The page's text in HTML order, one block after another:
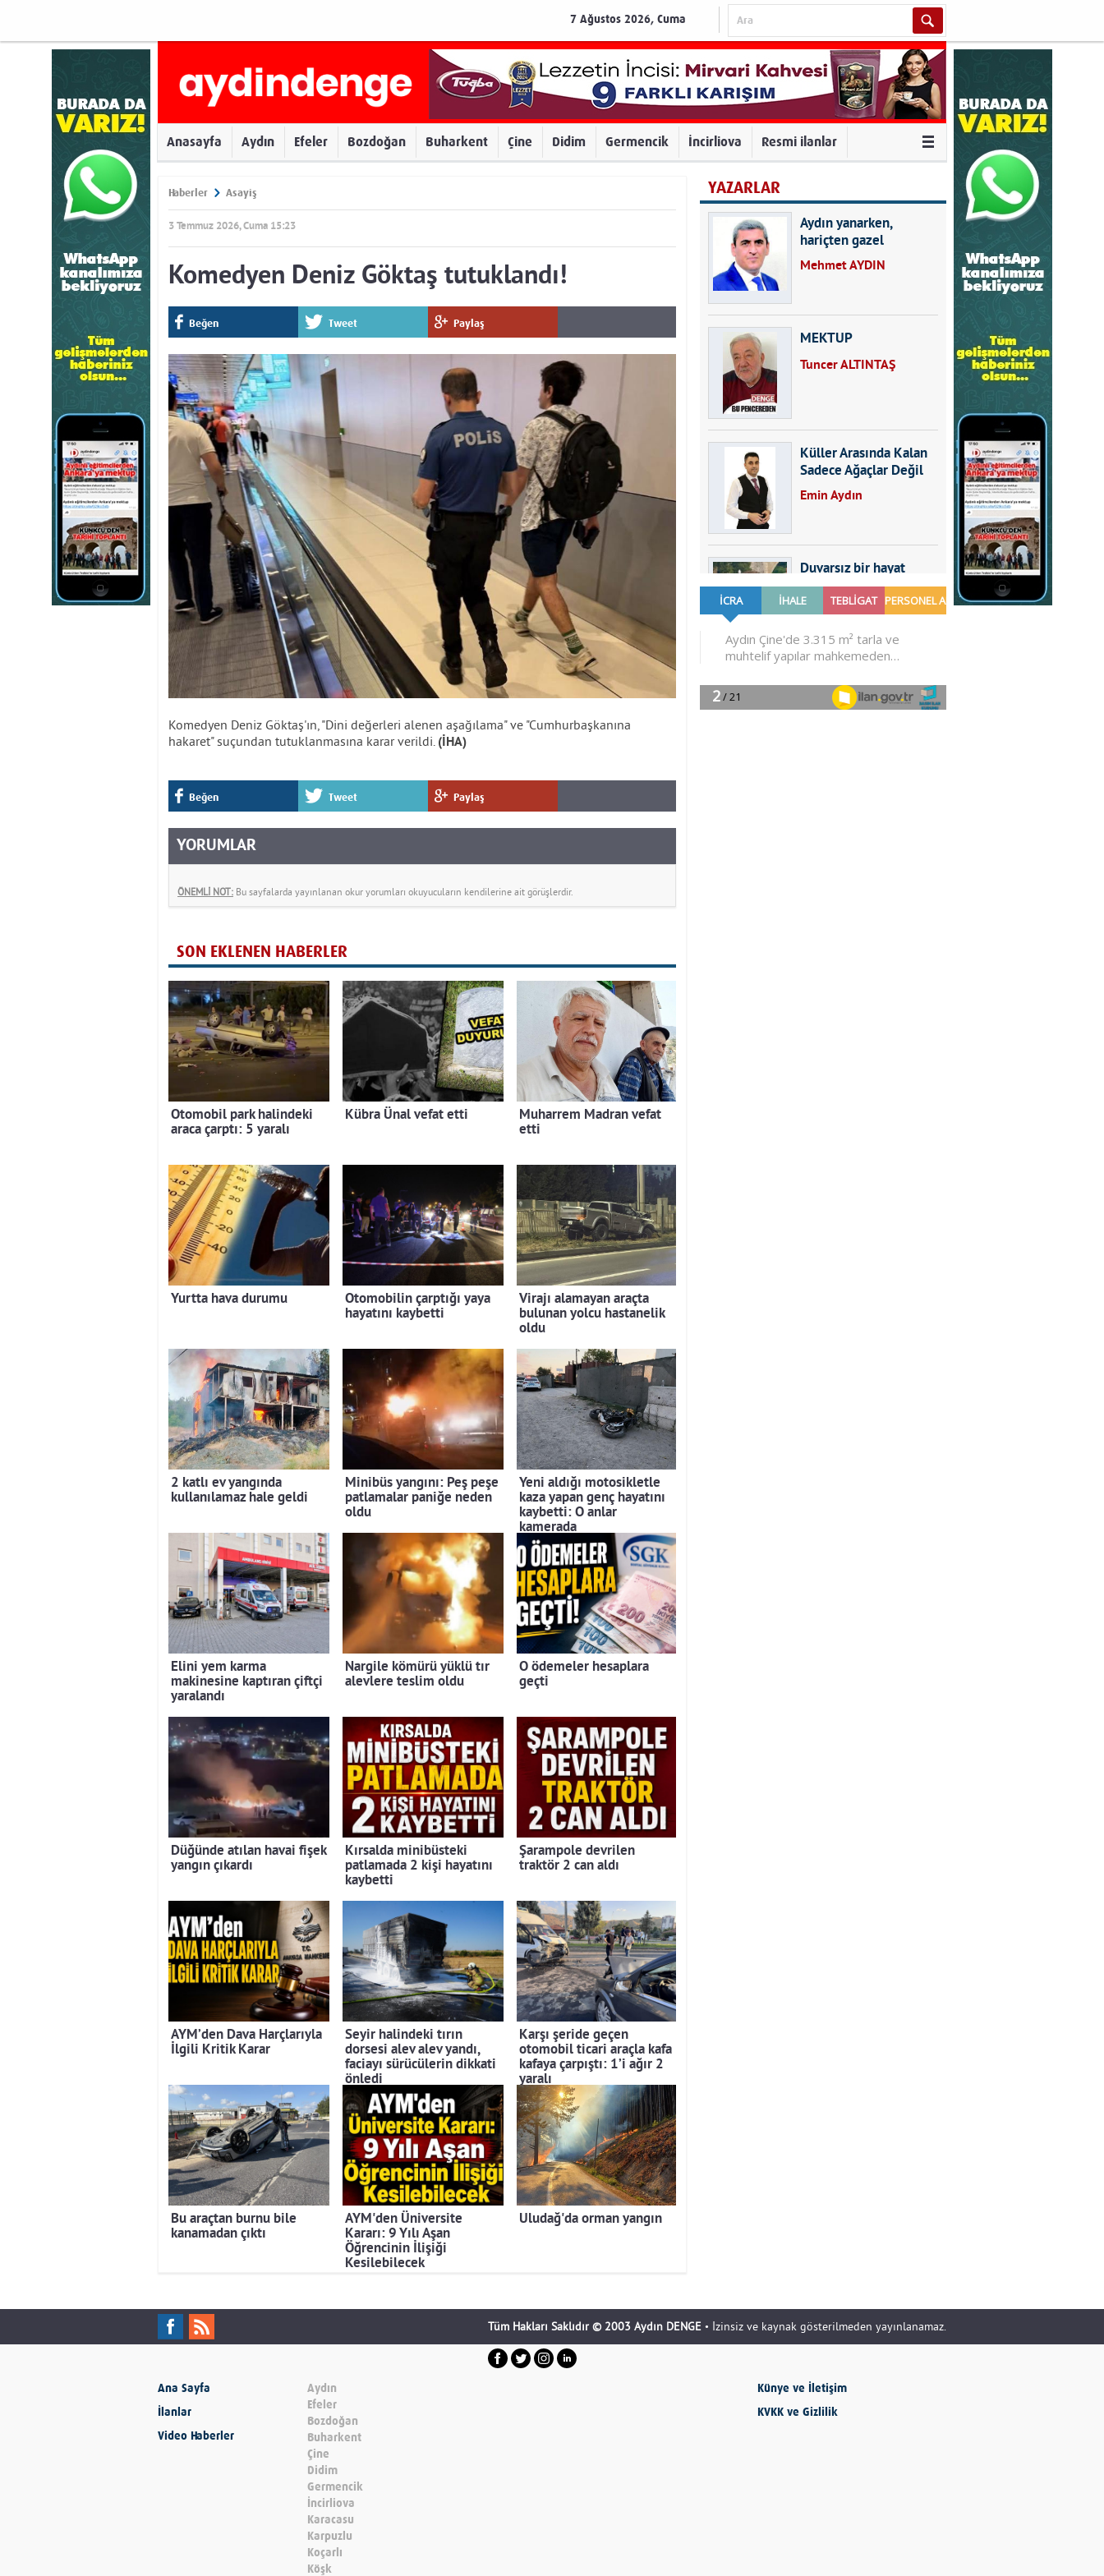
7 Ağustos 2026, Cuma
Anasayfa Aydın Efeler Bozdoğan Buharkent Çine Didim Germencik İncirliova Resmi ilanlar
Haberler Asayiş
3 Temmuz 2026, Cuma 15:23
Komedyen Deniz Göktaş tutuklandı!
Beğen Tweet Paylaş
Komedyen Deniz Göktaş'ın, "Dini değerleri alenen aşağılama" ve "Cumhurbaşkanına
hakaret" suçundan tutuklanmasına karar verildi. (İHA)
Beğen Tweet Paylaş
YORUMLAR
ÖNEMLİ NOT: Bu sayfalarda yayınlanan okur yorumları okuyucuların kendilerine ait görüşlerdir.
SON EKLENEN HABERLER
Otomobil park halindeki
araca çarptı: 5 yaralı
Kübra Ünal vefat etti
Muharrem Madran vefat
etti
Yurtta hava durumu
Otomobilin çarptığı yaya
hayatını kaybetti
Virajı alamayan araçta
bulunan yolcu hastanelik
oldu
2 katlı ev yangında
kullanılamaz hale geldi
Minibüs yangını: Peş peşe
patlamalar paniğe neden
oldu
Yeni aldığı motosikletle
kaza yapan genç hayatını
kaybetti: O anlar
kamerada
Elini yem karma
makinesine kaptıran çiftçi
yaralandı
Nargile kömürü yüklü tır
alevlere teslim oldu
O ödemeler hesaplara
geçti
Düğünde atılan havai fişek
yangın çıkardı
Kırsalda minibüsteki
patlamada 2 kişi hayatını
kaybetti
Şarampole devrilen
traktör 2 can aldı
AYM’den Dava Harçlarıyla
İlgili Kritik Karar
Seyir halindeki tırın
dorsesi alev alev yandı,
faciayı sürücülerin dikkati
önledi
Karşı şeride geçen
otomobil ticari araçla kafa
kafaya çarpıştı: 1’i ağır 2
yaralı
Bu araçtan burnu bile
kanamadan çıktı
AYM'den Üniversite
Kararı: 9 Yılı Aşan
Öğrencinin İlişiği
Kesilebilecek
Uludağ'da orman yangın
YAZARLAR
Aydın yanarken,
hariçten gazel
okuyarak kalpleri de
Mehmet AYDIN
MEKTUP
Tuncer ALTINTAŞ
Küller Arasında Kalan
Sadece Ağaçlar Değil
Emin Aydın
Duvarsız bir hayat
Furkan SARICA
GÜNDEMDE NELER
OLMALI?
Paralar...
SERHAN SEYHAN
KISSA’DAN HİSSE…
Tüm Hakları Saklıdır © 2003 Aydın DENGE • İzinsiz ve kaynak gösterilmeden yayınlanamaz.
Ana Sayfa
İlanlar
Video Haberler
Aydın
Efeler
Bozdoğan
Buharkent
Çine
Didim
Germencik
İncirliova
Karacasu
Karpuzlu
Koçarlı
Köşk
Künye ve İletişim
KVKK ve Gizlilik